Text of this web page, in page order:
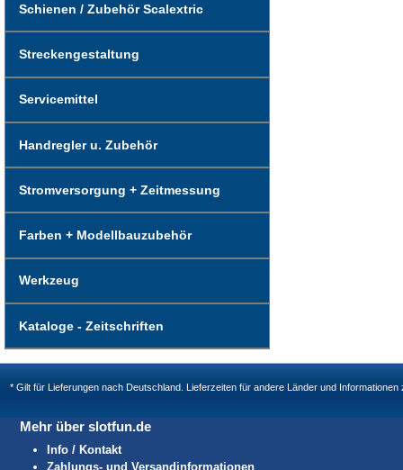
Schienen / Zubehör Scalextric
Streckengestaltung
Servicemittel
Handregler u. Zubehör
Stromversorgung + Zeitmessung
Farben + Modellbauzubehör
Werkzeug
Kataloge - Zeitschriften
* Gilt für Lieferungen nach Deutschland. Lieferzeiten für andere Länder und
Mehr über slotfun.de
Info / Kontakt
Zahlungs- und Versandinformationen